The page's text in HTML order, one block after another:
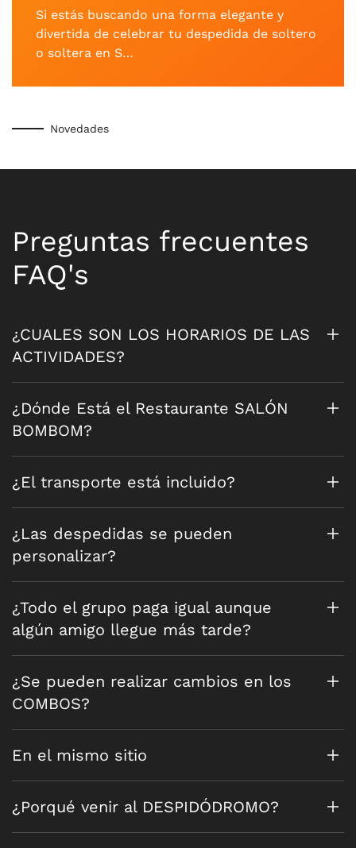
Si estás buscando una forma elegante y
divertida de celebrar tu despedida de soltero
o soltera en S…
Novedades
Preguntas frecuentes
FAQ's
¿CUALES SON LOS HORARIOS DE LAS
ACTIVIDADES?
¿Dónde Está el Restaurante SALÓN
BOMBOM?
¿El transporte está incluido?
¿Las despedidas se pueden
personalizar?
¿Todo el grupo paga igual aunque
algún amigo llegue más tarde?
¿Se pueden realizar cambios en los
COMBOS?
En el mismo sitio
¿Porqué venir al DESPIDÓDROMO?